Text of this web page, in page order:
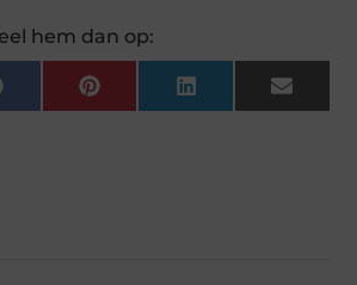
hem dan op:
FacebookPinterestLinkedIn Email